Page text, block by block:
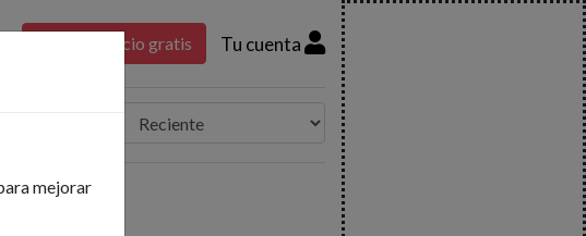
Pon tu anuncio gratis Tu cuenta
mejorar